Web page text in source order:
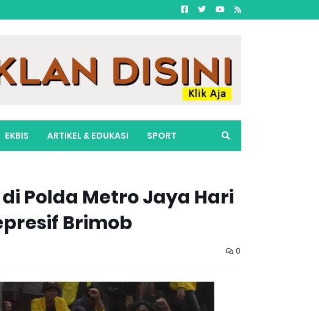
EKBIS ARTIKEL & EDUKASI SPORT
di Polda Metro Jaya Hari
Brimob
0